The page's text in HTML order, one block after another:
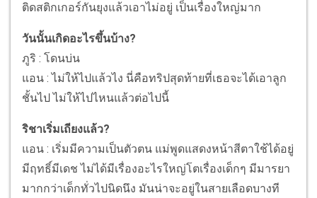
ติดสติกเกอร์กันยุงแล้วเอาไม่อยู่ เป็นเรื่องใหญ่มาก
วันนั้นเกิดอะไรขึ้นบ้าง?
ภูริ : โดนบ่น
แอน : ไม่ให้ไปแล้วไง นี่คือทริปสุดท้ายที่เธอจะได้เอาลูก
ชั้นไป ไม่ให้ไปไหนแล้วต่อไปนี้
ริชาเริ่มเถียงแล้ว?
แอน : เริ่มมีความเป็นตัวตน แม่พูดแสดงหน้าสีตาใช้ได้อยู่
มีฤทธิ์มีเดช ไม่ได้มีเรื่องอะไรใหญ่โตเรื่องเด็กๆ มีมารยา
มากกว่าเด็กทั่วไปนิดนึง มันน่าจะอยู่ในสายเลือดบางที